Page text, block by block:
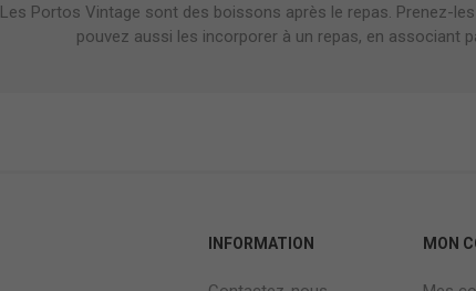
Les Portos Vintage sont des boissons après le repas. Prenez-
pouvez aussi les incorporer à un repas, en associant
INFORMATION MON